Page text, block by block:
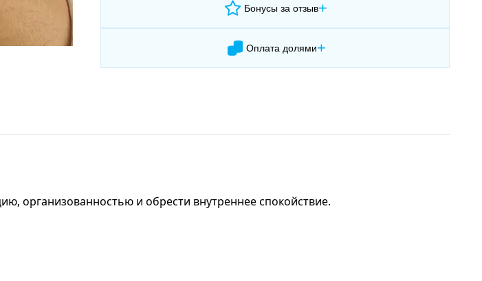
Бонусы за отзыв+
Оплата долями+
организованностью и обрести внутреннее спокойствие.